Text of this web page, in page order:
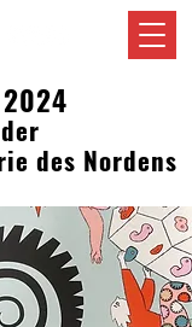
2024
des Nordens